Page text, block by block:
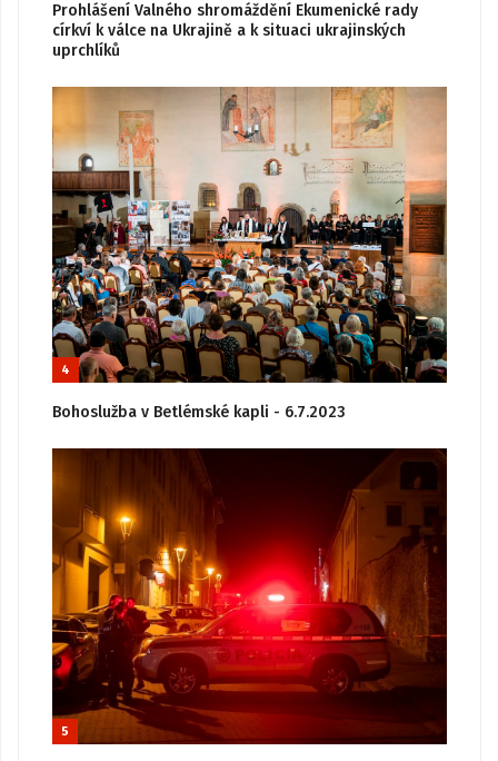
Prohlášení Valného shromáždění Ekumenické rady
církví k válce na Ukrajině a k situaci ukrajinských
uprchlíků
4
Bohoslužba v Betlémské kapli - 6.7.2023
5